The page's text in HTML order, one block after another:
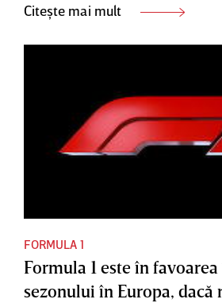
Citește mai mult
FORMULA 1
Formula 1 este în
sezonului în Europa, dacă